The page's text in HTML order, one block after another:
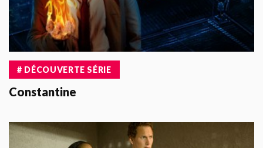
# DÉCOUVERTE SÉRIE
Constantine